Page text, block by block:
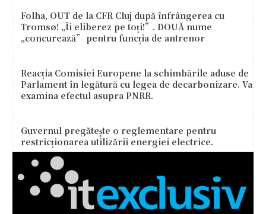
Folha, OUT de la CFR Cluj după înfrângerea cu
Tromsø! „Îi eliberez pe toți!”. DOUĂ nume
„concurează” pentru funcția de antrenor
Reacția Comisiei Europene la schimbările aduse de
Parlament în legătură cu legea de decarbonizare. Va
examina efectul asupra PNRR.
Guvernul pregătește o reglementare pentru
restricționarea utilizării energiei electrice.